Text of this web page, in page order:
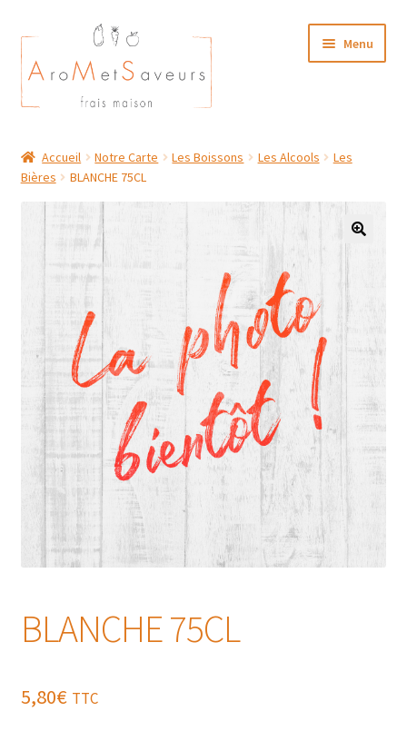
Aller
à
la
navigation
Aller
au
contenu
Menu
Plat du Jour/ Menu Week end
NOS BOUTIQUES
MON COMPTE
Accueil Notre Carte Les Boissons Les Alcools
Les
Bières
BLANCHE 75CL
BLANCHE 75CL
5,80€ TTC